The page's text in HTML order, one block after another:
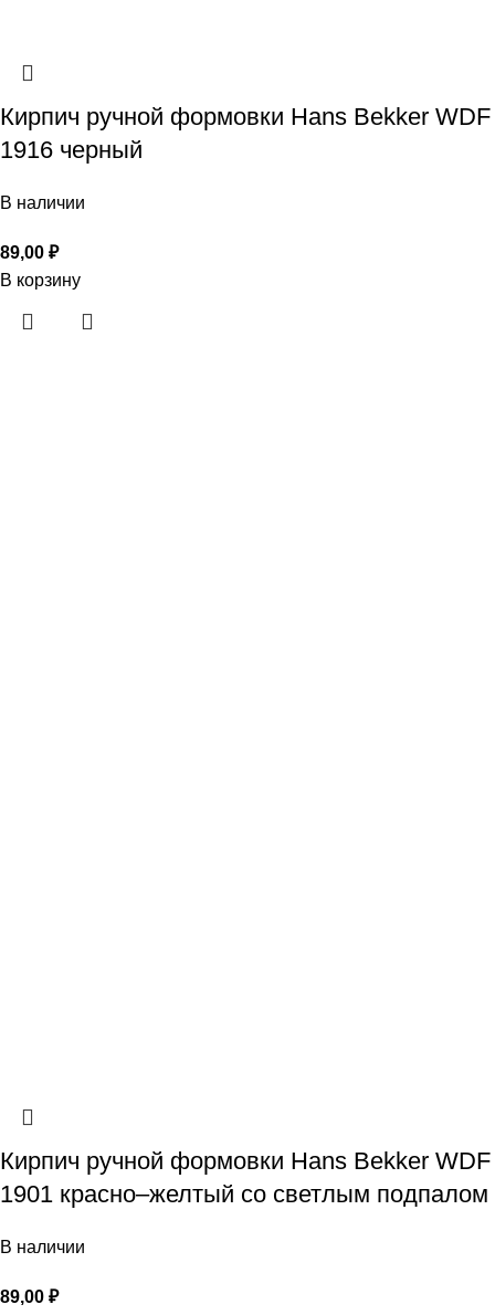
Кирпич ручной формовки Hans Bekker WDF
1916 черный
В наличии
89,00 ₽
В корзину
Кирпич ручной формовки Hans Bekker WDF
1901 красно–желтый со светлым подпалом
В наличии
89,00 ₽